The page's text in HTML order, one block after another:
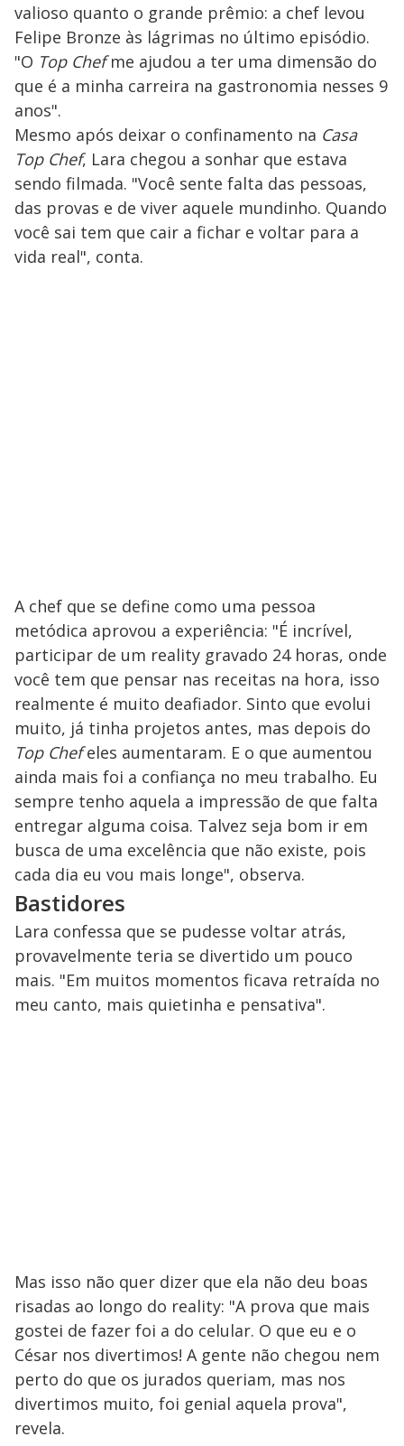
valioso quanto o grande prêmio: a chef levou
Felipe Bronze às lágrimas no último episódio.
"O Top Chefme ajudou a ter uma dimensão do
que é a minha carreira na gastronomia nesses 9
anos".
Mesmo após deixar o confinamento na Casa
Top Chef, Lara chegou a sonhar que estava
sendo filmada. "Você sente falta das pessoas,
das provas e de viver aquele mundinho. Quando
você sai tem que cair a fichar e voltar para a
vida real", conta.
A chef que se define como uma pessoa
metódica aprovou a experiência: "É incrível,
participar de um reality gravado 24 horas, onde
você tem que pensar nas receitas na hora, isso
realmente é muito deafiador. Sinto que evolui
muito, já tinha projetos antes, mas depois do
Top Chefeles aumentaram. E o que aumentou
ainda mais foi a confiança no meu trabalho. Eu
sempre tenho aquela a impressão de que falta
entregar alguma coisa. Talvez seja bom ir em
busca de uma excelência que não existe, pois
cada dia eu vou mais longe", observa.
Bastidores
Lara confessa que se pudesse voltar atrás,
provavelmente teria se divertido um pouco
mais. "Em muitos momentos ficava retraída no
meu canto, mais quietinha e pensativa".
Mas isso não quer dizer que ela não deu boas
risadas ao longo do reality: "A prova que mais
gostei de fazer foi a do celular. O que eu e o
César nos divertimos! A gente não chegou nem
perto do que os jurados queriam, mas nos
divertimos muito, foi genial aquela prova",
revela.